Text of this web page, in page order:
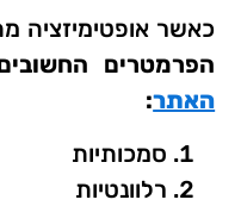
כאשר
הפרמטרים
האתר:
סמכותיות
רלוונטיות